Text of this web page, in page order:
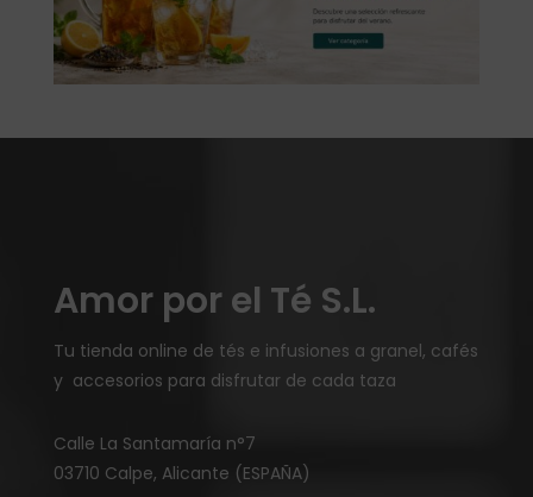
Amor por el Té S.L.
Tu tienda online de tés e infusiones a granel, cafés
y accesorios para disfrutar de cada taza
Calle La Santamaría n°7
03710 Calpe, Alicante (ESPAÑA)